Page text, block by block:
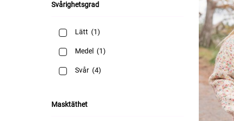
overall(4)
pannband
ponchos
Svårighetsgrad
Lätt (1)
Medel (1)
Svår (4)
Masktäthet